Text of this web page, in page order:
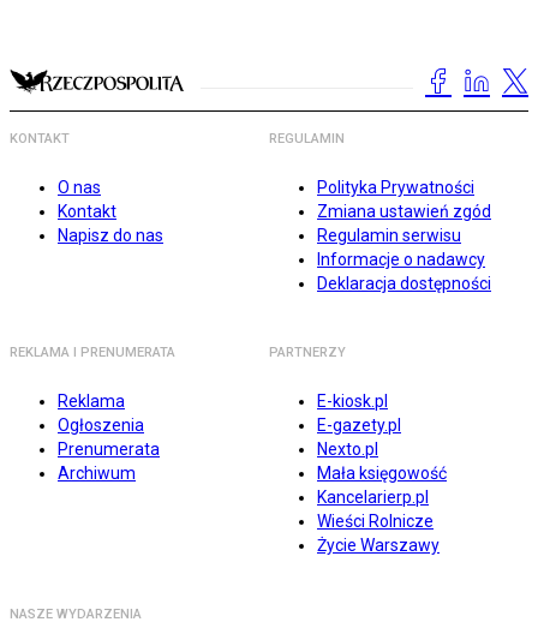
KONTAKT
O nas
Kontakt
Napisz do nas
REGULAMIN
Polityka Prywatności
Zmiana ustawień zgód
Regulamin serwisu
Informacje o nadawcy
Deklaracja dostępności
REKLAMA I PRENUMERATA
Reklama
Ogłoszenia
Prenumerata
Archiwum
PARTNERZY
E-kiosk.pl
E-gazety.pl
Nexto.pl
Mała księgowość
Kancelarierp.pl
Wieści Rolnicze
Życie Warszawy
NASZE WYDARZENIA